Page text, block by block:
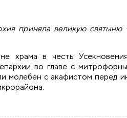
приняла великую
храма в честь
во главе с
с акафистом перед